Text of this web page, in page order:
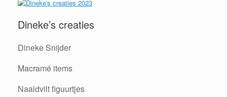
Dineke’s creaties
Dineke Snijder
Macramé items
Naaldvilt figuurtjes